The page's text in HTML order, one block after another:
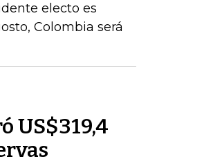
electo es
Colombia será
US$319,4